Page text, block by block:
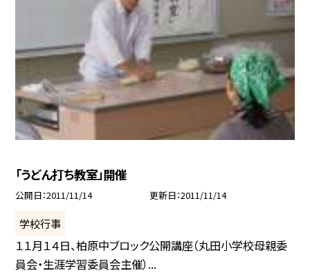
「うどん打ち教室」開催
公開日 2011/11/14 更新日 2011/11/14
学校行事
１１月１４日、柏原中ブロック公開講座（丸田小学校母親委
員会・生涯学習委員会主催）...